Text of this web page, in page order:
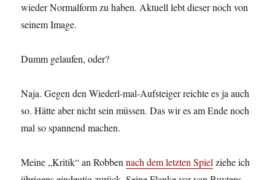
wieder Normalform zu haben. Aktuell lebt dieser noch von
seinem Image.
Dumm gelaufen, oder?
Naja. Gegen den Wiederl-mal-Aufsteiger reichte es ja auch
so. Hätte aber nicht sein müssen. Das wir es am Ende noch
mal so spannend machen.
Meine „Kritik“ an Robbennach dem letzten Spielziehe ich